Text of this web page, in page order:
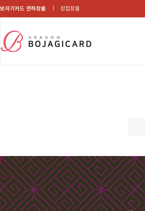
보자기카드 연하장몰 청첩장몰